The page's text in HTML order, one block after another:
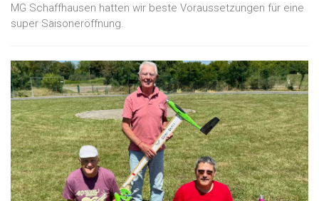
MG Schaffhausen hatten wir beste Voraussetzungen für eine
super Saisoneröffnung.